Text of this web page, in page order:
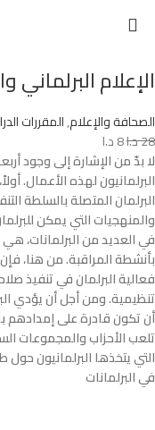
الإعلام
الصحافة والإعلام,المقررات
28د.ا8د.ا
لا بدّ من الإشارة إلى وجود
البرلمانيون لهذه الأعمال.
البرلمان المتصلة بالسلطة
والمنهجيات التي يمكن
في العديد من البرلمانات،
بأنشطة المراقبة. من هنا،
فعالية البرلمان في تنفيذ
تنظيمية. ومن أجل أن يؤدي
أن تكون قادرة على إمدادهم
تلعب الأحزاب والمجموعات
التي يتخذها البرلمانيون
في البرلمانات